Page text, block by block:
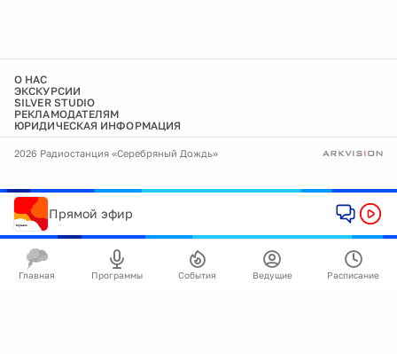
О НАС
ЭКСКУРСИИ
SILVER STUDIO
РЕКЛАМОДАТЕЛЯМ
ЮРИДИЧЕСКАЯ ИНФОРМАЦИЯ
2026 Радиостанция «Серебряный Дождь»
Прямой эфир
Главная Программы События Ведущие Расписание